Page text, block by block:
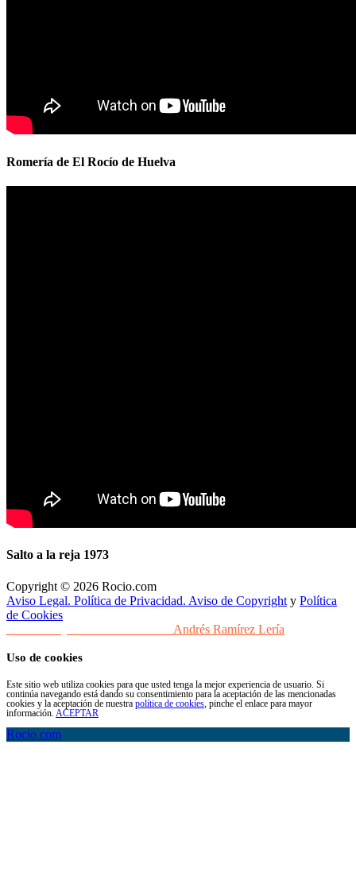
Romería de El Rocío de Huelva
Salto a la reja 1973
Copyright © 2026 Rocio.com
Aviso Legal. Política de Privacidad. Aviso de Copyright y Política
de Cookies
Andrés Ramírez Lería
Uso de cookies
Este sitio web utiliza cookies para que usted tenga la mejor experiencia de usuario. Si
continúa navegando está dando su consentimiento para la aceptación de las mencionadas
cookies y la aceptación de nuestra política de cookies, pinche el enlace para mayor
información. ACEPTAR
Rocio.com